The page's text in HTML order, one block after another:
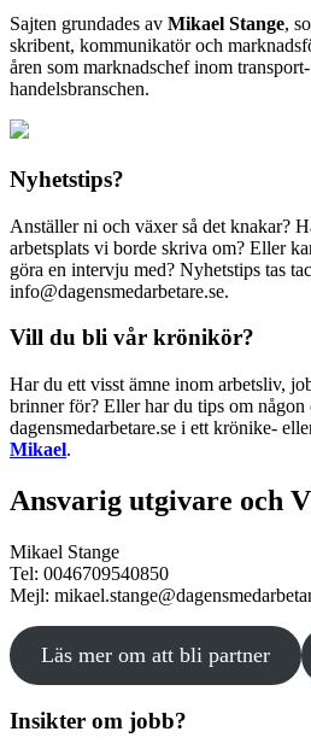
Sajten grundades av Mikael Stange,
skribent, kommunikatör och
åren som marknadschef inom
handelsbranschen.
Nyhetstips?
Anställer ni och växer så det knakar?
arbetsplats vi borde skriva om? Eller
göra en intervju med? Nyhetstips tas
info@dagensmedarbetare.se.
Vill du bli vår krönikör?
Har du ett visst ämne inom arbetsliv,
brinner för? Eller har du tips om någon
dagensmedarbetare.se i ett krönike-
Mikael.
Ansvarig utgivare och
Mikael Stange
Tel: 0046709540850
Mejl:
Läs mer om att bli partner
Insikter om jobb?